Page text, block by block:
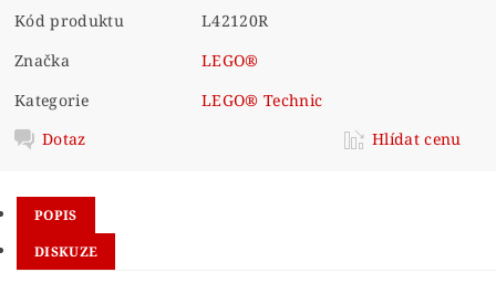
Kód produktu
L42120R
Značka
LEGO®
Kategorie
LEGO® Technic
Dotaz
Hlídat cenu
POPIS
DISKUZE